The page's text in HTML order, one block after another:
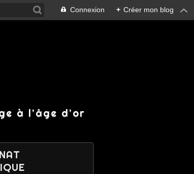
Connexion + Créer mon blog
à l'âge d'or